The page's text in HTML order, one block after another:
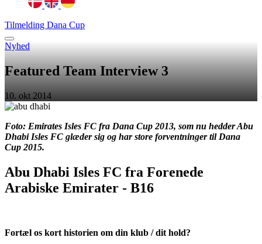
Tilmelding Dana Cup
Nyhed
Featured Team Interview 3
10. okt 2014
Foto: Emirates Isles FC fra Dana Cup 2013, som nu hedder Abu
Dhabi Isles FC glæder sig og har store forventninger til Dana
Cup 2015.
Abu Dhabi Isles FC fra Forenede
Arabiske Emirater - B16
Fortæl os kort historien om din klub / dit hold?